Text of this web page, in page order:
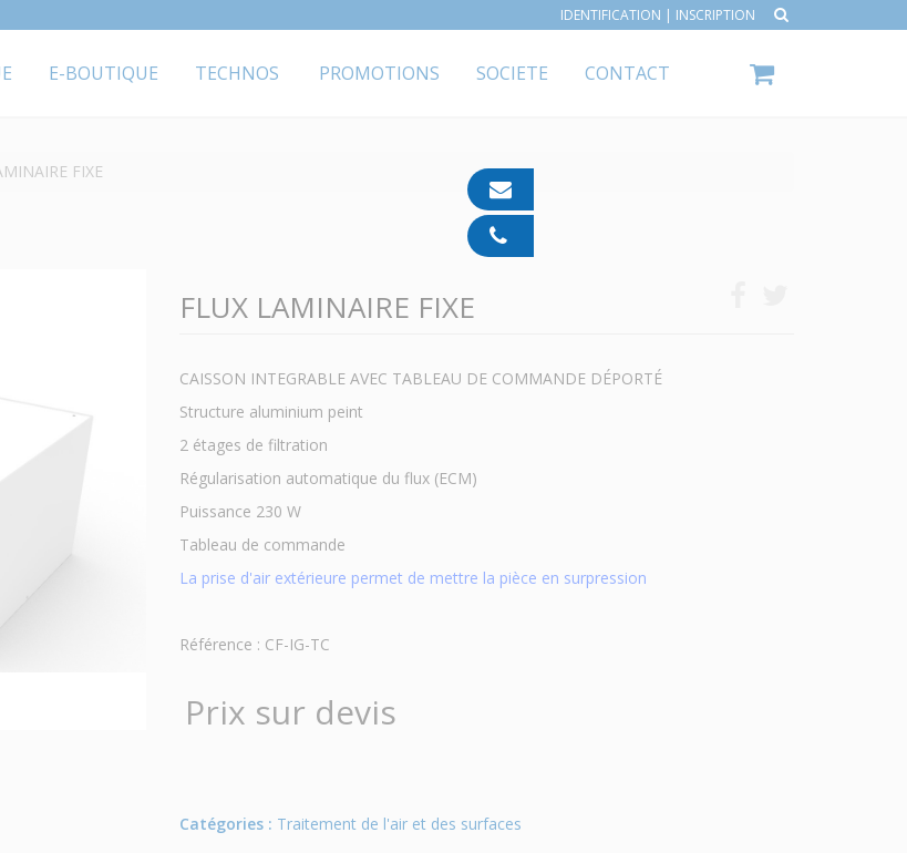
IDENTIFICATION | INSCRIPTION
E-BOUTIQUE TECHNOS PROMOTIONS SOCIETE CONTACT
FIXE
FLUX LAMINAIRE FIXE
CAISSON INTEGRABLE AVEC TABLEAU DE COMMANDE DÉPORTÉ
Structure aluminium peint
2 étages de filtration
Régularisation automatique du flux (ECM)
Puissance 230 W
Tableau de commande
La prise d'air extérieure permet de mettre la pièce en surpression
Référence : CF-IG-TC
Prix sur devis
Catégories : Traitement de l'air et des surfaces
pharma.com
91